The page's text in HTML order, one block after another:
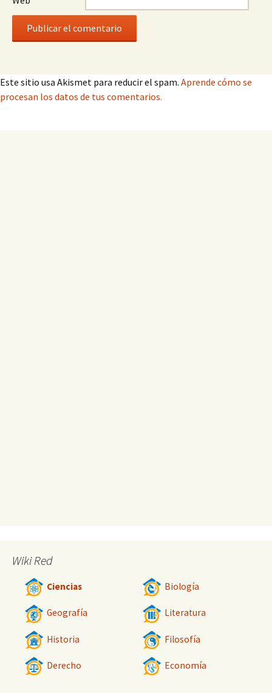
Este sitio usa Akismet para reducir el spam. Aprende cómo se
procesan los datos de tus comentarios.
Wiki Red
Ciencias Biología
Geografía Literatura
Historia Filosofía
Derecho Economía